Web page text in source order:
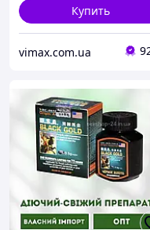
Купить
vimax.com.ua